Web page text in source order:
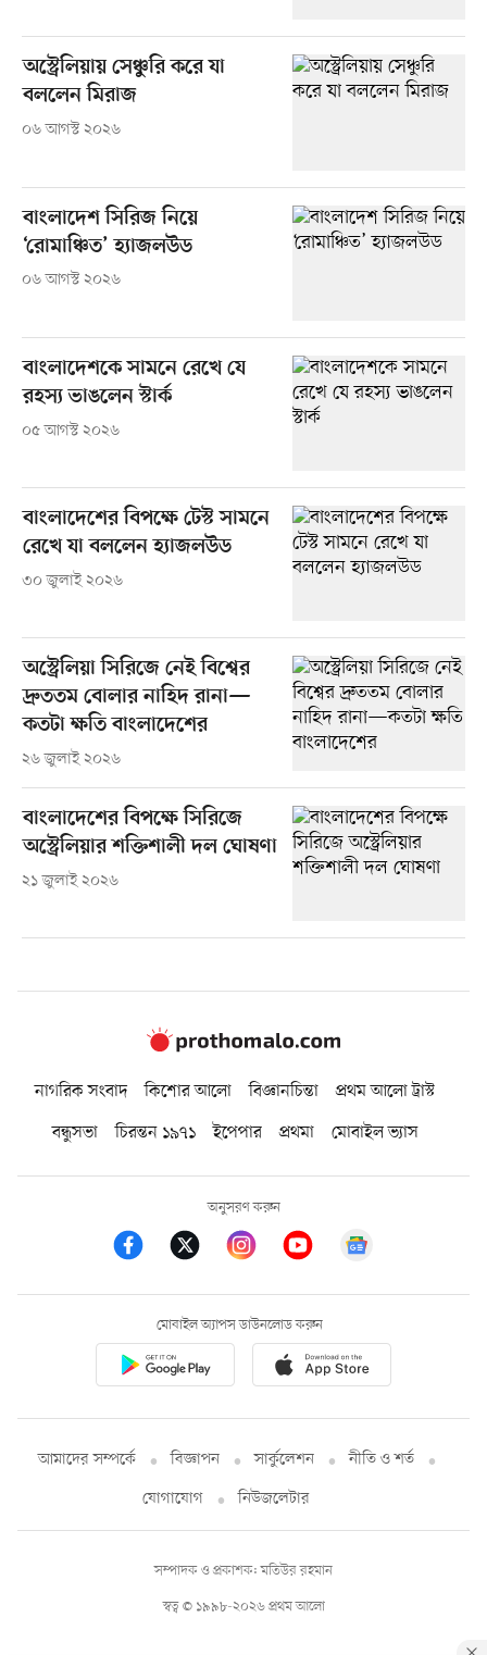
অস্ট্রেলিয়ায় সেঞ্চুরি করে যা
বললেন মিরাজ
০৬ আগস্ট ২০২৬
বাংলাদেশ সিরিজ নিয়ে
‘রোমাঞ্চিত’ হ্যাজলউড
০৬ আগস্ট ২০২৬
বাংলাদেশকে সামনে রেখে যে
রহস্য ভাঙলেন স্টার্ক
০৫ আগস্ট ২০২৬
বাংলাদেশের বিপক্ষে টেস্ট সামনে
রেখে যা বললেন হ্যাজলউড
৩০ জুলাই ২০২৬
অস্ট্রেলিয়া সিরিজে নেই বিশ্বের
দ্রুততম বোলার নাহিদ রানা—
কতটা ক্ষতি বাংলাদেশের
২৬ জুলাই ২০২৬
বাংলাদেশের বিপক্ষে সিরিজে
অস্ট্রেলিয়ার শক্তিশালী দল ঘোষণা
২১ জুলাই ২০২৬
নাগরিক সংবাদ কিশোর আলো বিজ্ঞানচিন্তা
প্রথম আলো ট্রাস্ট
বন্ধুসভা
চিরন্তন ১৯৭১ ইপেপার প্রথমা মোবাইল ভ্যাস
অনুসরণ করুন
মোবাইল অ্যাপস ডাউনলোড করুন
আমাদের সম্পর্কে বিজ্ঞাপন সার্কুলেশন
নীতি ও শর্ত
যোগাযোগ
নিউজলেটার
স্বত্ব © ১৯৯৮-২০২৬ প্রথম আলো
সম্পাদক ও প্রকাশক: মতিউর রহমান